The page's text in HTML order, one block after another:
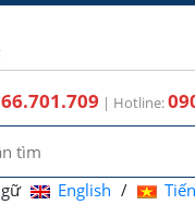
| Hotline:
English /